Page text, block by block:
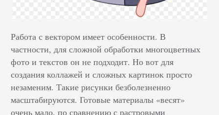
Работа с вектором имеет особенности. В
частности, для сложной обработки многоцветных
фото и текстов он не подходит. Но вот для
создания коллажей и сложных картинок просто
незаменим. Такие рисунки безболезненно
масштабируются. Готовые материалы «весят»
очень мало, по сравнению с растровыми